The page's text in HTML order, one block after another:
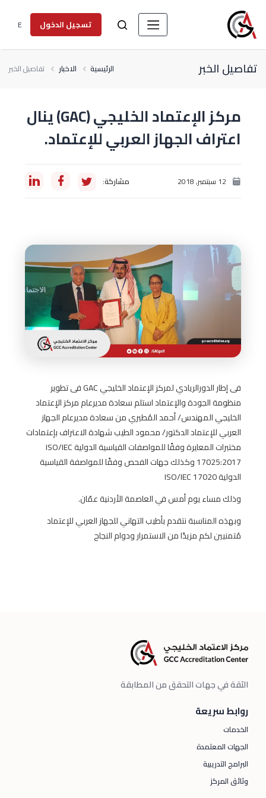
تسجيل الدخول E
تفاصيل الخبر الرئيسية الاخبار تفاصيل الخبر
مركز الإعتماد الخليجي (GAC) ينال
اعتراف الجهاز العربي للإعتماد.
12 سبتمبر, 2018 مشاركة:
فى إطار الدورالريادي لمركز الإعتماد الخليجي GAC فى تطوير
منظومة الجودة والإعتماد استلم سعادة مديرعام مركز الإعتماد
الخليجي المهندس/ أحمد المُطيري من سعادة مديرعام الجهاز
العربي للإعتماد الدكتور/ محمود الطيب شهادة الاعتراف بإعتمادات
مختبرات المعايرة وفقًا للمواصفات القياسية الدولية ISO/IEC
17025:2017 وكذلك جهات الفحص وفقًا للمواصفة القياسية
الدولية ISO/IEC 17020
وذلك مساء يوم أمس في العاصمة الأردنية عمّان.
وبهذه المناسبة نتقدم بأطيب التهاني للجهاز العربي للإعتماد
مُتمنيين لكم مزيدًا من الاستمرار ودوام النجاح
الثقة في جهات التحقق من المطابقة
روابط سريعة
الخدمات
الجهات المعتمدة
البرامج التدريبية
وثائق المركز